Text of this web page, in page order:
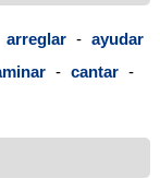
arreglar - ayudar
- cantar -